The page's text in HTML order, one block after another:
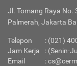
Jl. Tomang Raya No.
Palmerah, Jakarta
Telepon : (021)
Jam Kerja
: (Senin-
Email
: